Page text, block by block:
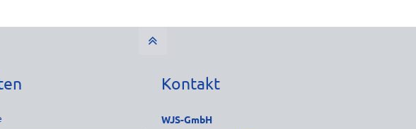
Kontakt
WJS-GmbH